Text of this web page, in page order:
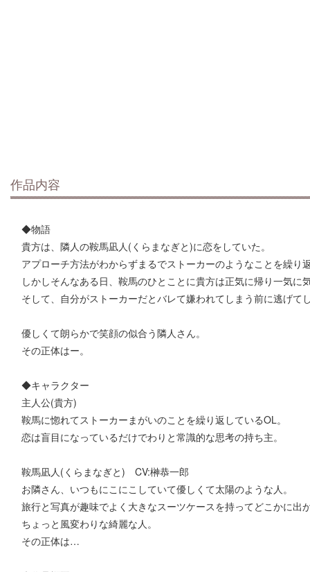
作品内容
◆物語
貴方は、隣人の鞍馬凪人(くらまなぎと)に恋をしていた。
アプローチ方法がわからずまるでストーカーのようなことを繰り
しかしそんなある日、鞍馬のひとことに貴方は正気に帰り一気に
そして、自分がストーカーだとバレて嫌われてしまう前に逃げて
優しくて朗らかで笑顔の似合う隣人さん。
その正体はー。
◆キャラクター​
主人公(貴方)
鞍馬に惚れてストーカーまがいのことを繰り返しているOL。
恋は盲目になっているだけでわりと常識的な思考の持ち主。
鞍馬凪人(くらまなぎと) CV:榊恭一郎
お隣さん、いつもにこにこしていて優しくて太陽のような人。
旅行と写真が趣味でよく大きなスーツケースを持ってどこかに出
ちょっと風変わりな綺麗な人。
​その正体は…